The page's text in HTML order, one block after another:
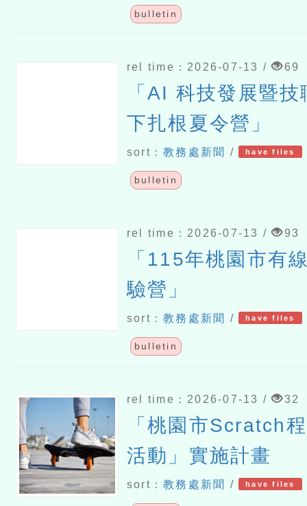
bulletin
rel time：2026-07-13 / 69
「AI 科技發展暨
下扎根夏令營」
sort：教務處新聞 / have files
bulletin
rel time：2026-07-13 / 93
「115年桃園市有
驗營」
sort：教務處新聞 / have files
bulletin
rel time：2026-07-13 / 32
「桃園市Scratch
活動」實施計畫
sort：教務處新聞 / have files